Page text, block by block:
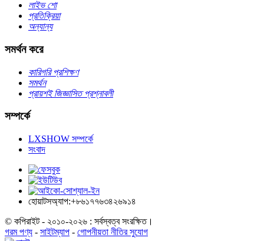
লাইভ শো
প্রতিক্রিয়া
অন্যান্য
সমর্থন করে
কারিগরি প্রশিক্ষণ
সমর্থন
প্রায়শই জিজ্ঞাসিত প্রশ্নাবলী
সম্পর্কে
LXSHOW সম্পর্কে
সংবাদ
হোয়াটসঅ্যাপ:+৮৬১৭৭৬৩৪২৬৯১৪
© কপিরাইট - ২০১০-২০২৬ : সর্বস্বত্ব সংরক্ষিত।
গরম পণ্য - সাইটম্যাপ - গোপনীয়তা নীতির সুযোগ